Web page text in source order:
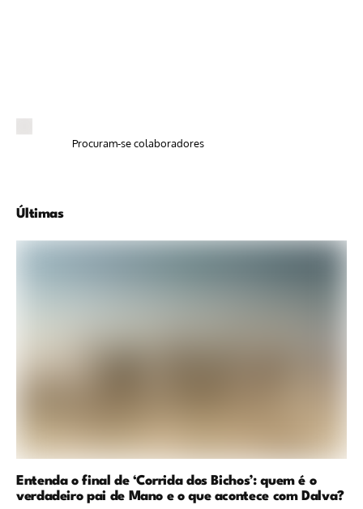
Procuram-se colaboradores
Últimas
Entenda o final de ‘Corrida dos Bichos’: quem é o
verdadeiro pai de Mano e o que acontece com Dalva?